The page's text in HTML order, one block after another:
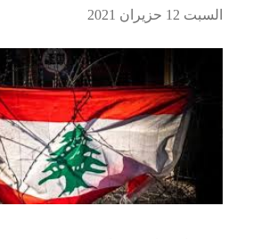
السبت 12 حزيران 2021